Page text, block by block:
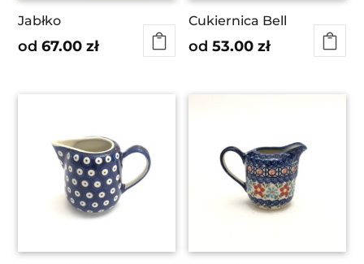
Jabłko
od67.00zł
Cukiernica Bell
od53.00zł